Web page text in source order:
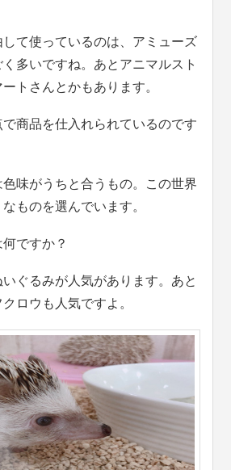
て使っているのは、アミューズ
多いですね。あとアニマルスト
トさんとかもあります。
商品を仕入れられているのです
味がうちと合うもの。この世界
ものを選んでいます。
ですか？
ぐるみが人気があります。あと
ロウも人気ですよ。